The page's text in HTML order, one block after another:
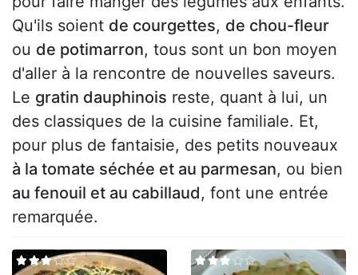
Qu'ils soient de courgettes, de chou-fleur
ou de potimarron, tous sont un bon moyen
d'aller à la rencontre de nouvelles saveurs.
Le gratin dauphinois reste, quant à lui, un
des classiques de la cuisine familiale. Et,
pour plus de fantaisie, des petits nouveaux
à la tomate séchée et au parmesan, ou bien
au fenouil et au cabillaud, font une entrée
remarquée.